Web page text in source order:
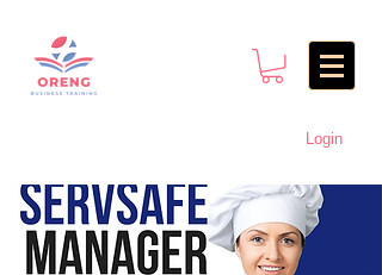
Login